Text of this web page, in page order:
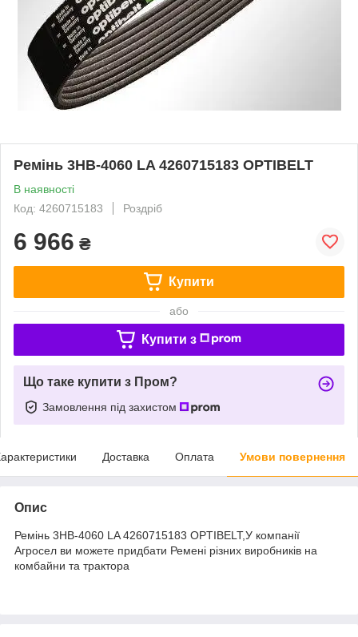
Ремінь 3НВ-4060 LA 4260715183 OPTIBELT
В наявності
Код: 4260715183
Роздріб
6 966 ₴
Купити
або
Купити з
Що таке купити з Пром?
Замовлення під захистом
Доставка Оплата Умови повернення
Опис
Ремінь 3НВ-4060 LA 4260715183 OPTIBELT,У компанії
Агросел ви можете придбати Ремені різних виробників на
комбайни та трактора